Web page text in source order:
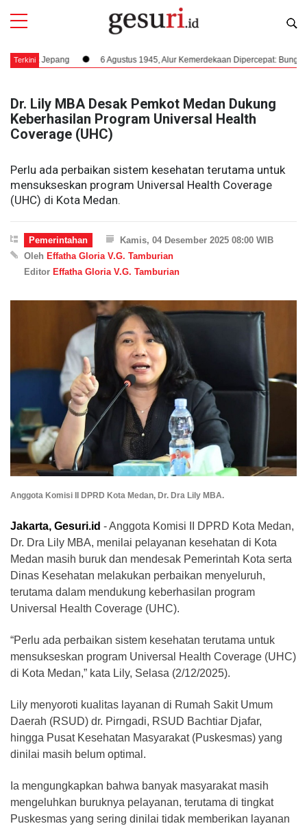
Terkini
Jepang 6 Agustus 1945, Alur Kemerdekaan Dipercepat: Bung Karno
Dr. Lily MBA Desak Pemkot Medan Dukung
Keberhasilan Program Universal Health
Coverage (UHC)
Perlu ada perbaikan sistem kesehatan terutama untuk
mensukseskan program Universal Health Coverage
(UHC) di Kota Medan.
Pemerintahan
Kamis, 04 Desember 2025 08:00 WIB
Oleh Effatha Gloria V.G. Tamburian
Editor Effatha Gloria V.G. Tamburian
Anggota Komisi II DPRD Kota Medan, Dr. Dra Lily MBA.
Jakarta, Gesuri.id - Anggota Komisi II DPRD Kota Medan,
Dr. Dra Lily MBA, menilai pelayanan kesehatan di Kota
Medan masih buruk dan mendesak Pemerintah Kota serta
Dinas Kesehatan melakukan perbaikan menyeluruh,
terutama dalam mendukung keberhasilan program
Universal Health Coverage (UHC).
“Perlu ada perbaikan sistem kesehatan terutama untuk
mensukseskan program Universal Health Coverage (UHC)
di Kota Medan,” kata Lily, Selasa (2/12/2025).
Lily menyoroti kualitas layanan di Rumah Sakit Umum
Daerah (RSUD) dr. Pirngadi, RSUD Bachtiar Djafar,
hingga Pusat Kesehatan Masyarakat (Puskesmas) yang
dinilai masih belum optimal.
Ia mengungkapkan bahwa banyak masyarakat masih
mengeluhkan buruknya pelayanan, terutama di tingkat
Puskesmas yang sering dinilai tidak memberikan layanan